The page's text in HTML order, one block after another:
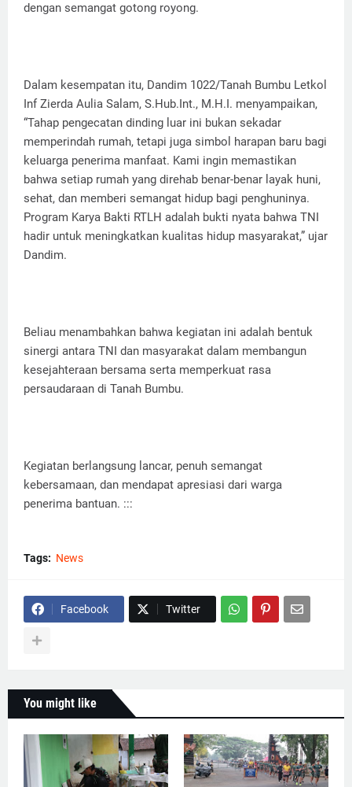
dengan semangat gotong royong.
Dalam kesempatan itu, Dandim 1022/Tanah Bumbu Letkol
Inf Zierda Aulia Salam, S.Hub.Int., M.H.I. menyampaikan,
“Tahap pengecatan dinding luar ini bukan sekadar
memperindah rumah, tetapi juga simbol harapan baru bagi
keluarga penerima manfaat. Kami ingin memastikan
bahwa setiap rumah yang direhab benar-benar layak huni,
sehat, dan memberi semangat hidup bagi penghuninya.
Program Karya Bakti RTLH adalah bukti nyata bahwa TNI
hadir untuk meningkatkan kualitas hidup masyarakat,” ujar
Dandim.
Beliau menambahkan bahwa kegiatan ini adalah bentuk
sinergi antara TNI dan masyarakat dalam membangun
kesejahteraan bersama serta memperkuat rasa
persaudaraan di Tanah Bumbu.
Kegiatan berlangsung lancar, penuh semangat
kebersamaan, dan mendapat apresiasi dari warga
penerima bantuan. :::
Tags: News
Facebook Twitter
You might like